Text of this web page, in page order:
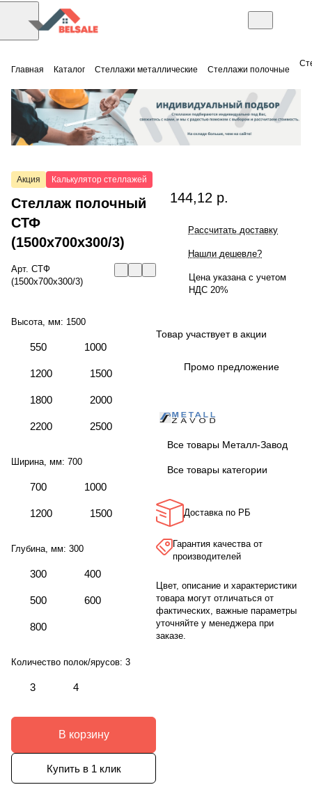
Главная Каталог Стеллажи металлические Стеллажи полочные
Акция Калькулятор стеллажей
Стеллаж полочный
СТФ
(1500x700x300/3)
Арт. СТФ
(1500x700x300/3)
Высота, мм: 1500
550 1000
1200 1500
1800 2000
2200 2500
Ширина, мм: 700
700 1000
1200 1500
Глубина, мм: 300
300 400
500 600
800
Количество полок/ярусов: 3
3 4
В корзину
Купить в 1 клик
144,12 р.
Рассчитать доставку
Нашли дешевле?
Цена указана с учетом
НДС 20%
Товар участвует в акции
Промо предложение
Все товары Металл-Завод
Все товары категории
Доставка по РБ
Гарантия качества от
производителей
Цвет, описание и характеристики
товара могут отличаться от
фактических, важные параметры
уточняйте у менеджера при
заказе.